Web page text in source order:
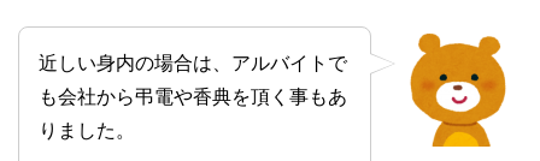
近しい身内の場合は、アルバイトで
も会社から弔電や香典を頂く事もあ
りました。